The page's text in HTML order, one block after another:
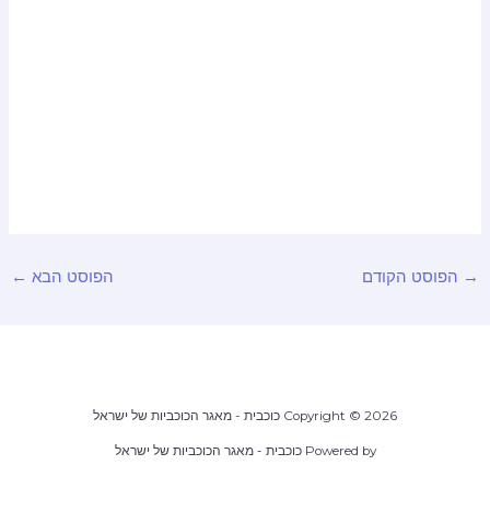
הפוסט הקודם הפוסט הבא←
Copyright © 2026 כוכבית - מאגר הכוכביות של ישראל
Powered by כוכבית - מאגר הכוכביות של ישראל